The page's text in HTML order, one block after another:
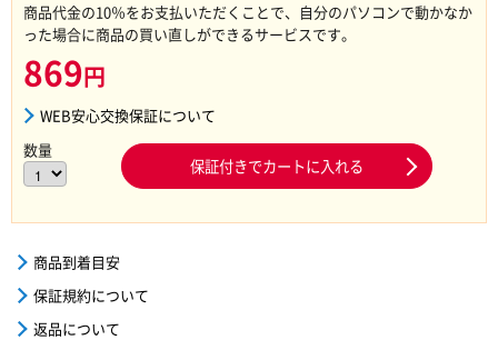
商品代金の10％をお支払いただくことで、自分のパソコンで動かなか
った場合に商品の買い直しができるサービスです。
869円
WEB安心交換保証について
数量
保証付きでカートに入れる
商品到着目安
保証規約について
返品について